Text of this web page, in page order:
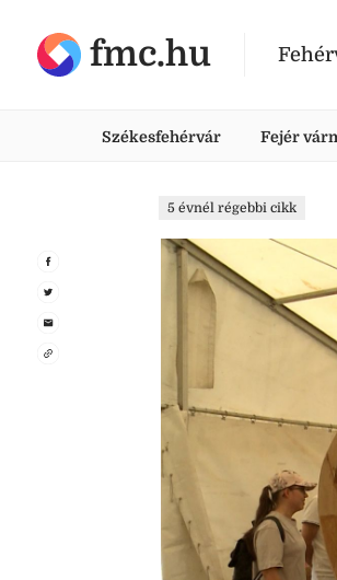
fmc.hu
Székesfehérvár Fejér
5 évnél régebbi cikk